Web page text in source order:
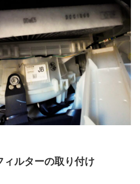
ィルターの取り付け